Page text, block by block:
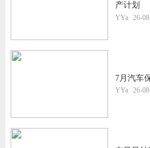
产计划
YYa 26-
7月汽车
YYa 26-